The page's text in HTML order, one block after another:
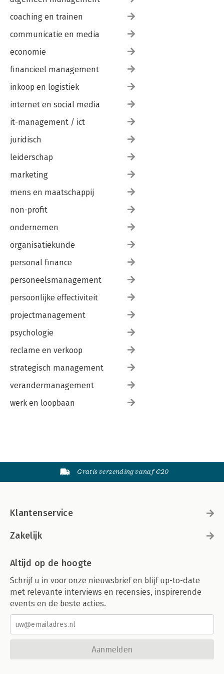
coaching en trainen
communicatie en media
economie
financieel management
inkoop en logistiek
internet en social media
it-management / ict
juridisch
leiderschap
marketing
mens en maatschappij
non-profit
ondernemen
organisatiekunde
personal finance
personeelsmanagement
persoonlijke effectiviteit
projectmanagement
psychologie
reclame en verkoop
strategisch management
verandermanagement
werk en loopbaan
Gratis verzending vanaf €20
Klantenservice
Zakelijk
Altijd op de hoogte
Schrijf u in voor onze nieuwsbrief en blijf up-to-date
met relevante interviews en recensies, inspirerende
events en de beste acties.
Aanmelden